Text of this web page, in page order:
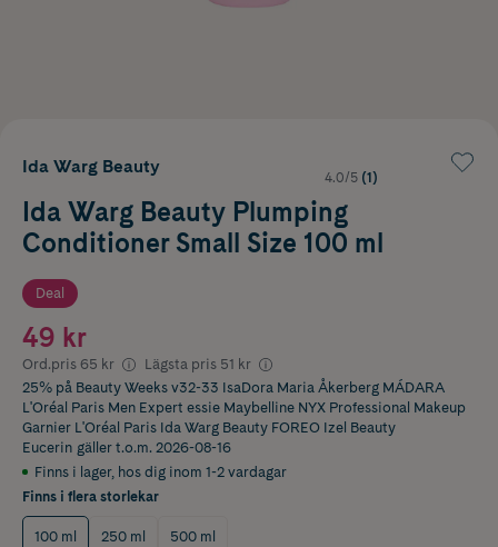
Ida Warg Beauty
4.0/5 (1)
Ida Warg Beauty Plumping
Conditioner Small Size 100 ml
Deal
49 kr
Ord.pris 65 kr Lägsta pris 51 kr
25% på Beauty Weeks v32-33 IsaDora Maria Åkerberg MÁDARA
L'Oréal Paris Men Expert essie Maybelline NYX Professional Makeup
Garnier L'Oréal Paris Ida Warg Beauty FOREO Izel Beauty
Eucerin gäller t.o.m. 2026-08-16
Finns i lager, hos dig inom 1-2 vardagar
Finns i flera storlekar
100 ml 250 ml 500 ml